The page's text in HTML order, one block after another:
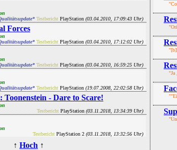
Testbericht PlayStation (03.04.2010, 17:09:43 Uhr)
Forces
Testbericht PlayStation (03.04.2010, 17:12:02 Uhr)
Testbericht PlayStation (03.04.2010, 16:59:25 Uhr)
Testbericht PlayStation (19.07.2008, 22:02:58 Uhr)
- Dare to Scare!
Testbericht PlayStation (03.11.2018, 13:34:39 Uhr)
Testbericht PlayStation 2 (03.11.2018, 13:32:56 Uhr)
↑ Hoch ↑
"Ja